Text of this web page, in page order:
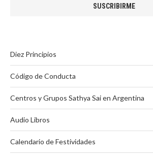
Diez Principios
Código de Conducta
Centros y Grupos Sathya Sai en Argentina
Audio Libros
Calendario de Festividades